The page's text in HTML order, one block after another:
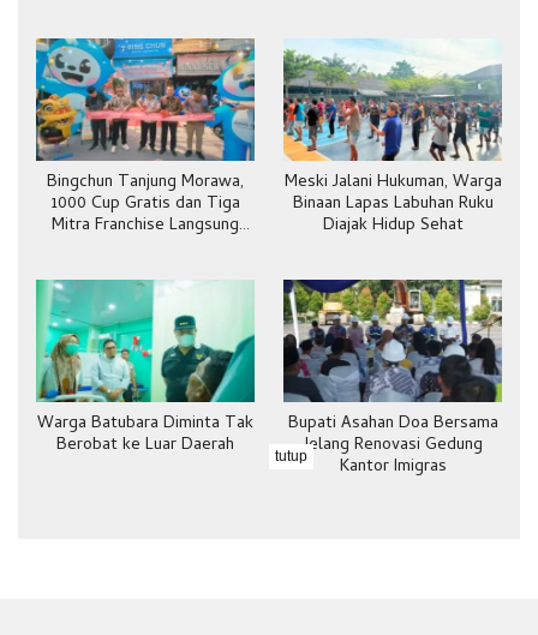
Bingchun Tanjung Morawa,
1000 Cup Gratis dan Tiga
Mitra Franchise Langsung
Meski Jalani Hukuman, Warga
Binaan Lapas Labuhan Ruku
Diajak Hidup Sehat
Warga Batubara Diminta Tak
Berobat ke Luar Daerah
Bupati Asahan Doa Bersama
Jelang Renovasi Gedung
Kantor Imigras
tutup